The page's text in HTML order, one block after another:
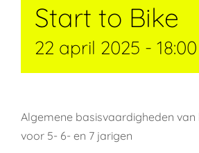
Start to Bike
22 april 2025 - 18:00
Algemene basisvaardigheden van
voor 5- 6- en 7 jarigen